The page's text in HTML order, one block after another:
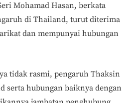
Mohamad Hasan, berkata
di Thailand, turut diterima
dan mempunyai hubungan
tidak rasmi, pengaruh Thaksin
serta hubungan baiknya dengan